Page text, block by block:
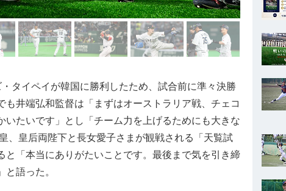
タイペイが韓国に勝利したため、試合前に準々決勝
も井端弘和監督は「まずはオーストラリア戦、チェコ
いたいです」とし「チーム力を上げるためにも大きな
皇后両陛下と長女愛子さまが観戦される「天覧試
と「本当にありがたいことです。最後まで気を引き締
語った。